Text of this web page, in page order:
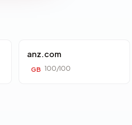
anz.com
GB 100/100